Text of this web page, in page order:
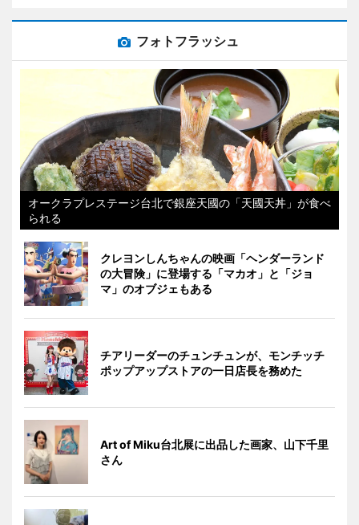
フォトフラッシュ
オークラプレステージ台北で銀座天國の「天國天丼」が食べ
られる
クレヨンしんちゃんの映画「ヘンダーランド
の大冒険」に登場する「マカオ」と「ジョ
マ」のオブジェもある
チアリーダーのチュンチュンが、モンチッチ
ポップアップストアの一日店長を務めた
Art of Miku台北展に出品した画家、山下千里
さん